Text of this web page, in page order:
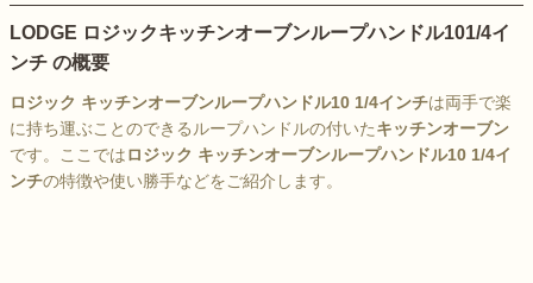
LODGE ロジックキッチンオーブンループハンドル101/4イ
ンチ の概要
ロジック キッチンオーブンループハンドル10 1/4インチは両手で楽
に持ち運ぶことのできるループハンドルの付いたキッチンオーブン
です。ここではロジック キッチンオーブンループハンドル10 1/4イ
ンチの特徴や使い勝手などをご紹介します。